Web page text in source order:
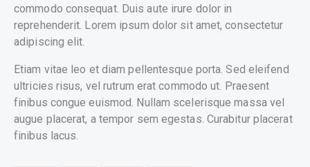
commodo consequat. Duis aute irure dolor in
reprehenderit. Lorem ipsum dolor sit amet, consectetur
adipiscing elit.
Etiam vitae leo et diam pellentesque porta. Sed eleifend
ultricies risus, vel rutrum erat commodo ut. Praesent
finibus congue euismod. Nullam scelerisque massa vel
augue placerat, a tempor sem egestas. Curabitur placerat
finibus lacus.